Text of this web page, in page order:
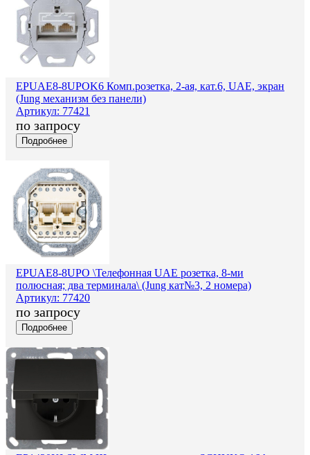
EPUAE8-8UPOK6 Комп.розетка, 2-ая, кат.6, UAE, экран
(Jung механизм без панели)
Артикул: 77421
по запросу
Подробнее
EPUAE8-8UPO \Телефонная UAE розетка, 8-ми
полюсная; два терминала\ (Jung кат№3, 2 номера)
Артикул: 77420
по запросу
Подробнее